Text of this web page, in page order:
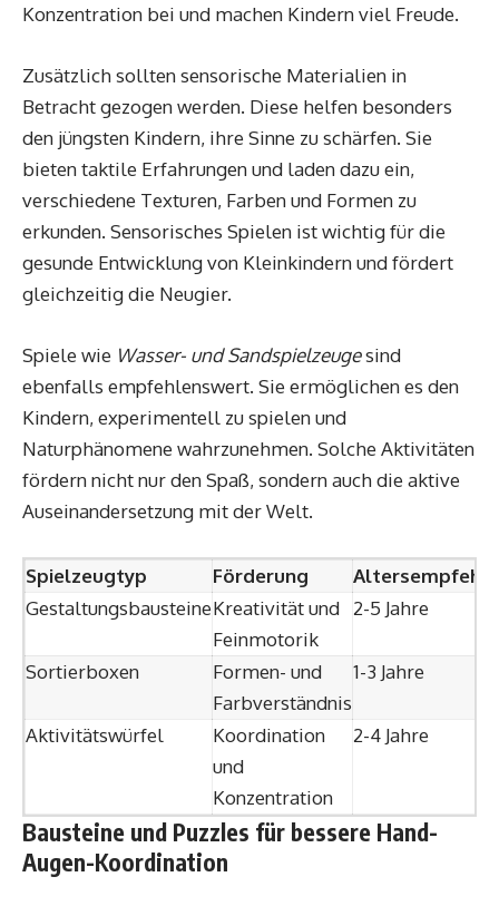
Konzentration bei und machen Kindern viel Freude.
Zusätzlich sollten sensorische Materialien in
Betracht gezogen werden. Diese helfen besonders
den jüngsten Kindern, ihre Sinne zu schärfen. Sie
bieten taktile Erfahrungen und laden dazu ein,
verschiedene Texturen, Farben und Formen zu
erkunden. Sensorisches Spielen ist wichtig für die
gesunde Entwicklung von Kleinkindern und fördert
gleichzeitig die Neugier.
Spiele wie Wasser- und Sandspielzeugesind
ebenfalls empfehlenswert. Sie ermöglichen es den
Kindern, experimentell zu spielen und
Naturphänomene wahrzunehmen. Solche Aktivitäten
fördern nicht nur den Spaß, sondern auch die aktive
Auseinandersetzung mit der Welt.
Spielzeugtyp Förderung
GestaltungsbausteineKreativität und
Feinmotorik
2-5 Jahre
Sortierboxen
Formen- und
Farbverständnis
1-3 Jahre
Aktivitätswürfel
Koordination
und
Konzentration
2-4 Jahre
Bausteine und Puzzles für bessere Hand-
Augen-Koordination